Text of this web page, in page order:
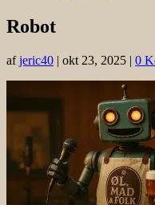
Robot
afjeric40 | okt 23, 2025 | 0